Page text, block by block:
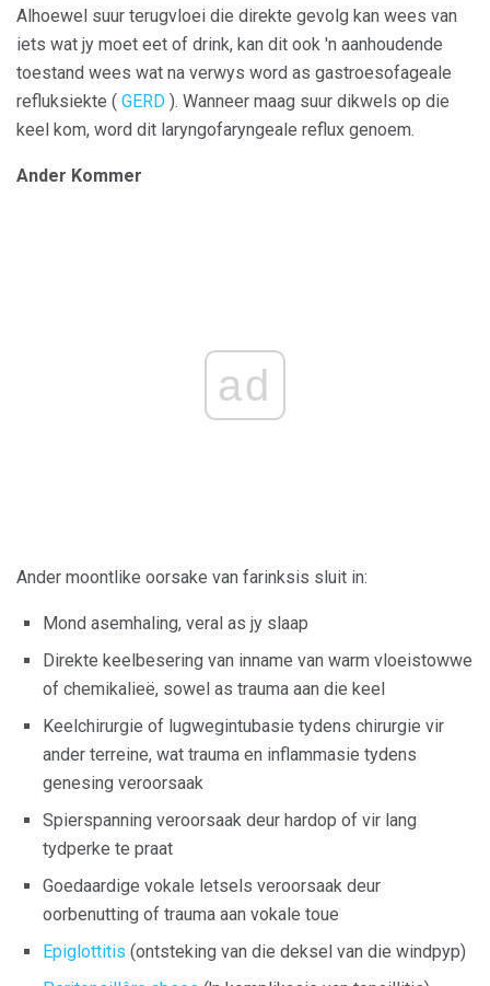
Alhoewel suur terugvloei die direkte gevolg kan wees van
iets wat jy moet eet of drink, kan dit ook 'n aanhoudende
toestand wees wat na verwys word as gastroesofageale
refluksiekte ( GERD ). Wanneer maag suur dikwels op die
keel kom, word dit laryngofaryngeale reflux genoem.
Ander Kommer
ad
Ander moontlike oorsake van farinksis sluit in:
Mond asemhaling, veral as jy slaap
Direkte keelbesering van inname van warm vloeistowwe
of chemikalieë, sowel as trauma aan die keel
Keelchirurgie of lugwegintubasie tydens chirurgie vir
ander terreine, wat trauma en inflammasie tydens
genesing veroorsaak
Spierspanning veroorsaak deur hardop of vir lang
tydperke te praat
Goedaardige vokale letsels veroorsaak deur
oorbenutting of trauma aan vokale toue
Epiglottitis (ontsteking van die deksel van die windpyp)